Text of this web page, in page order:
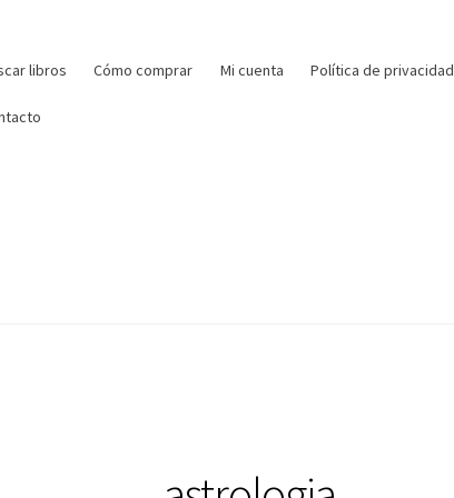
libros Cómo comprar Mi cuenta Política de privacidad